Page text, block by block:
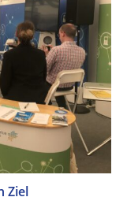
Ziel